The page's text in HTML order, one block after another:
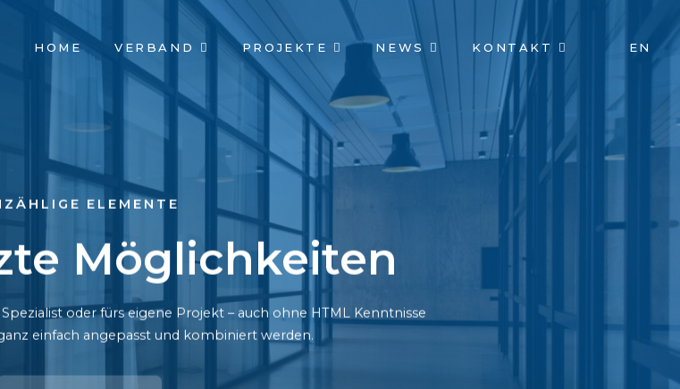
NAVIGATION
ÜBERSPRINGEN
HOME VERBAND PROJEKTE NEWS KONTAKT EN
ELEMENTE
Möglichkeiten
oder fürs eigene Projekt – auch ohne HTML Kenntnisse
einfach angepasst und kombiniert werden.